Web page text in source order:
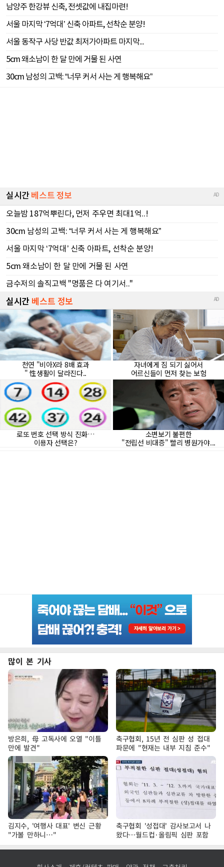
많이 본 기사
방은희, 母 고독사에 오열 "이틀
만에 발견"
축구협회, 15년 전 심판 성 접대
파문에 "현재는 내부 지침 준수"
김지수, '여행사 대표' 변신 근황
"가볼 만하니…"
축구협회 '성접대' 감사보고서 나
왔다…월드컵·올림픽 심판 포함